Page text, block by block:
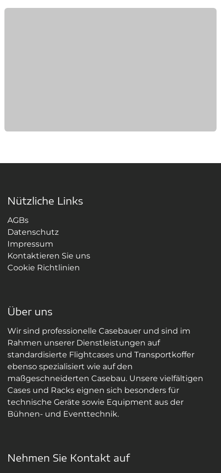
Nützliche Links
AGBs
Datenschutz
Impressum
Kontaktieren Sie uns
Cookie Richtlinien
Über uns
Wir sind professionelle Casebauer und sind im
Rahmen unserer Dienstleistungen auf
standardisierte Flightcases und Transportkoffer
ebenso spezialisiert wie auf den
maßgeschneiderten Casebau. Unsere vielfältigen
Cases und Racks eignen sich besonders für
technische Geräte sowie Equipment aus der
Bühnen- und Eventtechnik.
Nehmen Sie Kontakt auf